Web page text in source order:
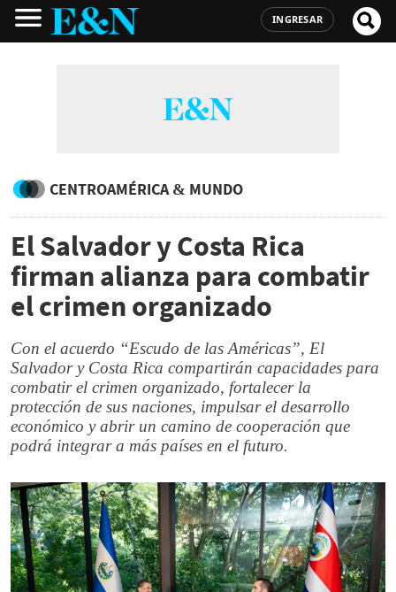
INGRESAR
CENTROAMÉRICA & MUNDO
El Salvador y Costa Rica
firman alianza para combatir
el crimen organizado
Con el acuerdo “Escudo de las Américas”, El
Salvador y Costa Rica compartirán capacidades para
combatir el crimen organizado, fortalecer la
protección de sus naciones, impulsar el desarrollo
económico y abrir un camino de cooperación que
podrá integrar a más países en el futuro.